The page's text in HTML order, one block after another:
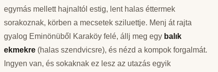
egymás mellett hajnaltól estig, lent halas éttermek
sorakoznak, körben a mecsetek sziluettje. Menj át rajta
gyalog Eminönüből Karaköy felé, állj meg egy balık
ekmekre (halas szendvicsre), és nézd a kompok forgalmát.
Ingyen van, és sokaknak ez lesz az utazás egyik